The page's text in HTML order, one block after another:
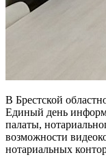
В Брестской
Единый день
палаты,
возможности
нотариальных